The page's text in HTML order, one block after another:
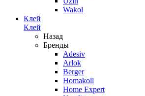
Wakol
Клей
Клей
Назад
Бренды
Adesiv
Arlok
Berger
Homakoll
Home Expert